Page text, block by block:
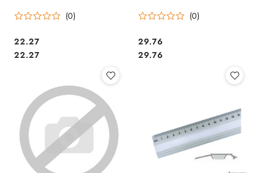
(0)
Cena:
22.27
Cena:
22.27
(0)
Cena:
29.76
Cena:
29.76